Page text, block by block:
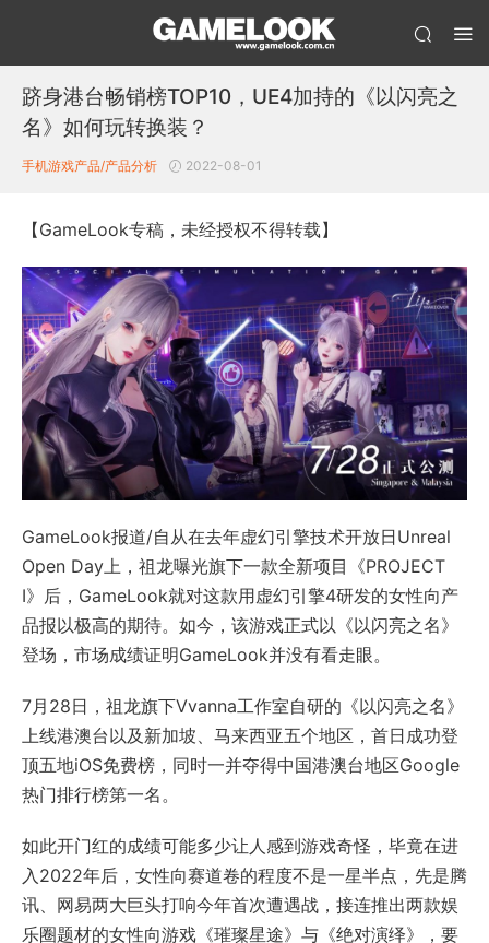
跻身港台畅销榜TOP10，UE4加持的《以闪亮之
名》如何玩转换装？
手机游戏产品/产品分析 2022-08-01
【GameLook专稿，未经授权不得转载】
GameLook报道/自从在去年虚幻引擎技术开放日Unreal
Open Day上，祖龙曝光旗下一款全新项目《PROJECT
I》后，GameLook就对这款用虚幻引擎4研发的女性向产
品报以极高的期待。如今，该游戏正式以《以闪亮之名》
登场，市场成绩证明GameLook并没有看走眼。
7月28日，祖龙旗下Vvanna工作室自研的《以闪亮之名》
上线港澳台以及新加坡、马来西亚五个地区，首日成功登
顶五地iOS免费榜，同时一并夺得中国港澳台地区Google
热门排行榜第一名。
如此开门红的成绩可能多少让人感到游戏奇怪，毕竟在进
入2022年后，女性向赛道卷的程度不是一星半点，先是腾
讯、网易两大巨头打响今年首次遭遇战，接连推出两款娱
乐圈题材的女性向游戏《璀璨星途》与《绝对演绎》，要